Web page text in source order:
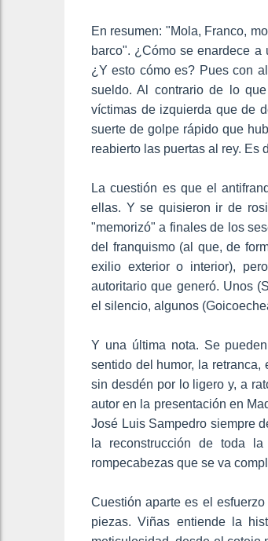
En resumen: "Mola, Franco,
barco". ¿Cómo se enardece
¿Y esto cómo es? Pues con
sueldo. Al contrario de lo
víctimas de izquierda que de
suerte de golpe rápido que
reabierto las puertas al rey. Es
La cuestión es que el
ellas. Y se quisieron ir de
"memorizó" a finales de los
del franquismo (al que, de
exilio exterior o interior),
autoritario que generó. Unos
el silencio, algunos
Y una última nota. Se
sentido del humor, la
sin desdén por lo ligero y, a
autor en la presentación en
José Luis Sampedro siempre
la reconstrucción de toda
rompecabezas que se va
Cuestión aparte es el
piezas. Viñas entiende la